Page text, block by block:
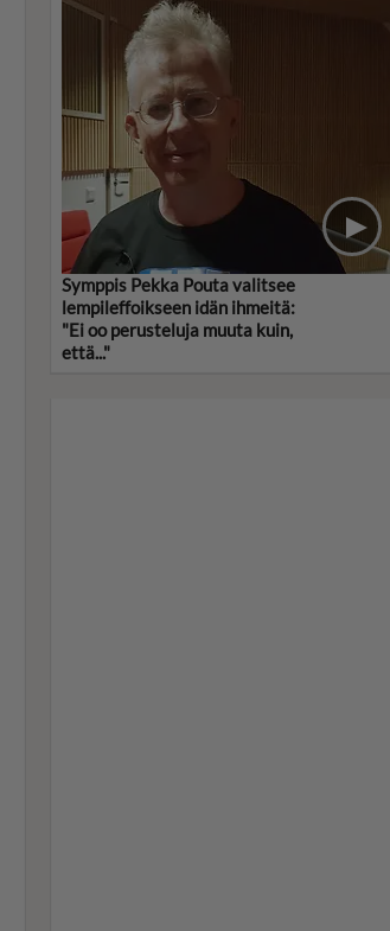
Symppis Pekka Pouta valitsee
lempileffoikseen idän ihmeitä:
"Ei oo perusteluja muuta kuin,
että..."